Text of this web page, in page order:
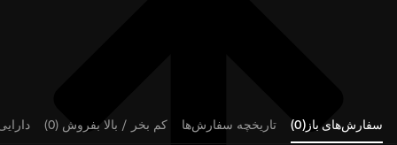
سفارش‌های باز(0) تاریخچه سفارش‌ها کم بخر / بالا بفروش (0)